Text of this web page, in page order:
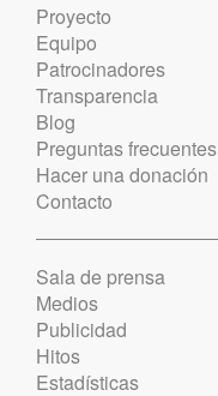
Proyecto
Equipo
Patrocinadores
Transparencia
Blog
Preguntas frecuentes
Hacer una donación
Contacto
Sala de prensa
Medios
Publicidad
Hitos
Estadísticas